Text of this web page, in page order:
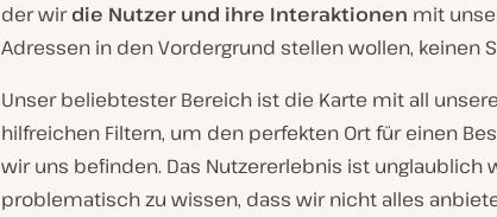
der wirdie Nutzer und ihre Interaktionen mit
Adressen in den Vordergrund stellen wollen, keinen
Unser beliebtester Bereich ist die Karte mit all
hilfreichen Filtern, um den perfekten Ort für einen
wir uns befinden. Das Nutzererlebnis ist unglaublich
problematisch zu wissen, dass wir nicht alles